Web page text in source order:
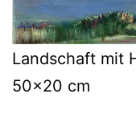
Landschaft mit
50×20 cm